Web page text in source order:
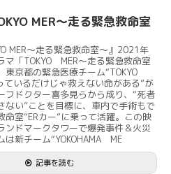
MER～走る緊急救命室
MER～走る緊急救命室～』2021年
マ「TOKYO MER～走る緊急救命室
東京都の緊急医療チーム“TOKYO
ているだけじゃ救えない命がある”が
フドクター喜多見らから成り、“死者
ない”ことを目標に、車内で手術もで
命室“ERカー”に乗って活躍。この映
ンドマークタワーで爆発事件＆火災
は新チーム“YOKOHAMA ME
記事を読む